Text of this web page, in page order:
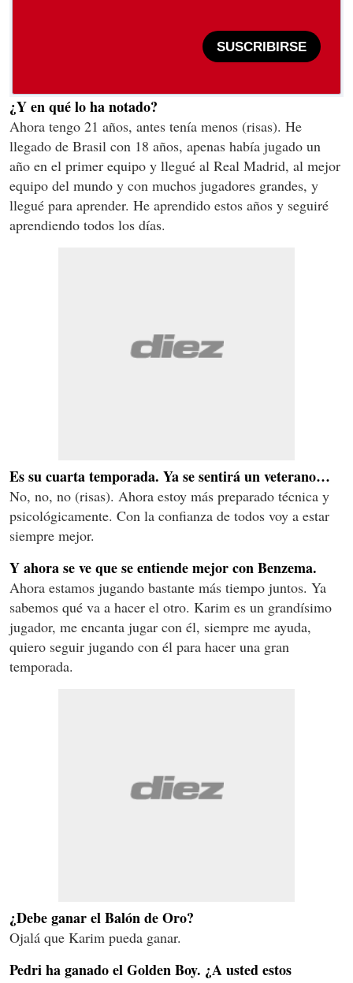
SUSCRIBIRSE
¿Y en qué lo ha notado?
Ahora tengo 21 años, antes tenía menos (risas). He
llegado de Brasil con 18 años, apenas había jugado un
año en el primer equipo y llegué al Real Madrid, al mejor
equipo del mundo y con muchos jugadores grandes, y
llegué para aprender. He aprendido estos años y seguiré
aprendiendo todos los días.
Es su cuarta temporada. Ya se sentirá un veterano…
No, no, no (risas). Ahora estoy más preparado técnica y
psicológicamente. Con la confianza de todos voy a estar
siempre mejor.
Y ahora se ve que se entiende mejor con Benzema.
Ahora estamos jugando bastante más tiempo juntos. Ya
sabemos qué va a hacer el otro. Karim es un grandísimo
jugador, me encanta jugar con él, siempre me ayuda,
quiero seguir jugando con él para hacer una gran
temporada.
¿Debe ganar el Balón de Oro?
Ojalá que Karim pueda ganar.
Pedri ha ganado el Golden Boy. ¿A usted estos